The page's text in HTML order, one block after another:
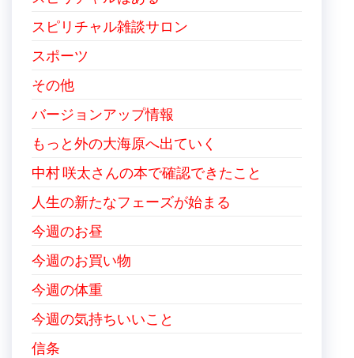
スピリチャル雑談サロン
スポーツ
その他
バージョンアップ情報
もっと外の大海原へ出ていく
中村 咲太さんの本で確認できたこと
人生の新たなフェーズが始まる
今週のお昼
今週のお買い物
今週の体重
今週の気持ちいいこと
信条